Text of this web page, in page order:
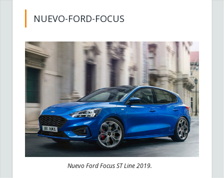
NUEVO-FORD-FOCUS
Nuevo Ford Focus ST Line 2019.